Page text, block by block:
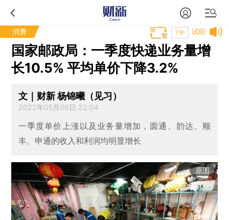
消费 试听
T中
国家邮政局：一季度快递业务量增
长10.5% 平均单价下降3.2%
文｜财新 杨锦曦（见习）
2022年05月06日 22:04
一季度单价上涨以及业务量增加，圆通、韵达、顺
丰、申通的收入和利润均明显增长
原图